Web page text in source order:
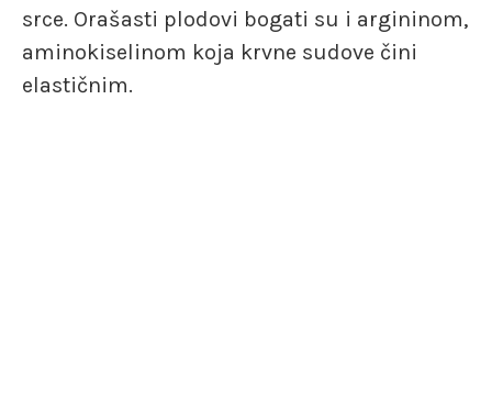
srce. Orašasti plodovi bogati su i argininom,
aminokiselinom koja krvne sudove čini
elastičnim.